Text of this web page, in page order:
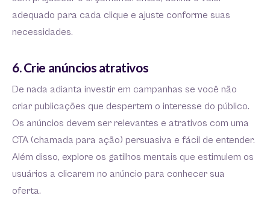
adequado para cada clique e ajuste conforme suas
necessidades.
6. Crie anúncios atrativos
De nada adianta investir em campanhas se você não
criar publicações que despertem o interesse do público.
Os anúncios devem ser relevantes e atrativos com uma
CTA (chamada para ação) persuasiva e fácil de entender.
Além disso, explore os gatilhos mentais que estimulem os
usuários a clicarem no anúncio para conhecer sua
oferta.